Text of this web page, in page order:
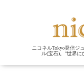
ニコネルTokyo発信ジ
ル(宝石)。“世界に